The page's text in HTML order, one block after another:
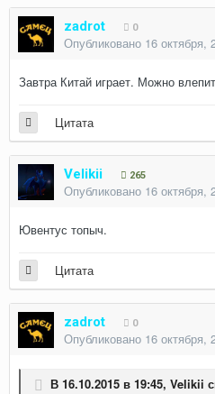
zadrot 0
Опубликовано 16 октября,
Завтра Китай играет. Можно
Цитата
Velikii 265
Опубликовано 16 октября,
Ювентус топыч.
Цитата
zadrot 0
Опубликовано 16 октября,
В 16.10.2015 в 19:45, Velikii